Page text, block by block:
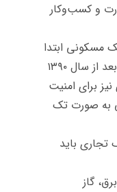
و کسب‌وکار
مسکونی ابتدا
به صورت منگوله‌دار دفترچه‌ای بود، بعد از سال ۱۳۹۰
برای امنیت
به صورت تک
تجاری باید
گاز